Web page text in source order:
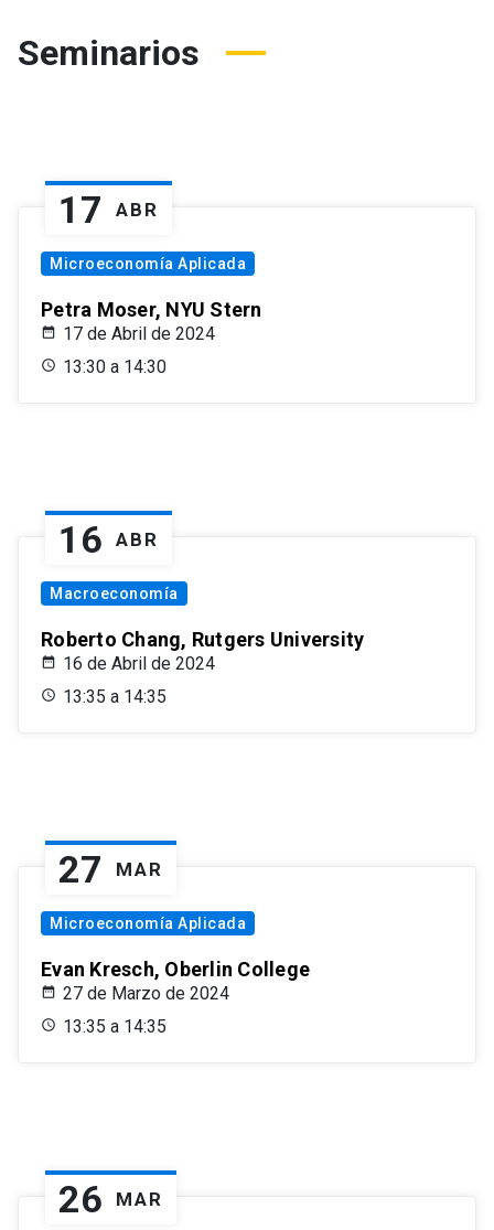
Seminarios
17 ABR
Microeconomía Aplicada
Petra Moser, NYU Stern
17 de Abril de 2024
13:30 a 14:30
16 ABR
Macroeconomía
Roberto Chang, Rutgers University
16 de Abril de 2024
13:35 a 14:35
27 MAR
Microeconomía Aplicada
Evan Kresch, Oberlin College
27 de Marzo de 2024
13:35 a 14:35
26 MAR